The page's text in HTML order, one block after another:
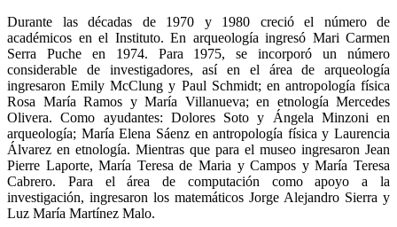
Durante las décadas de 1970 y 1980 creció el número de
académicos en el Instituto. En arqueología ingresó Mari Carmen
Serra Puche en 1974. Para 1975, se incorporó un número
considerable de investigadores, así en el área de arqueología
ingresaron Emily McClung y Paul Schmidt; en antropología física
Rosa María Ramos y María Villanueva; en etnología Mercedes
Olivera. Como ayudantes: Dolores Soto y Ángela Minzoni en
arqueología; María Elena Sáenz en antropología física y Laurencia
Álvarez en etnología. Mientras que para el museo ingresaron Jean
Pierre Laporte, María Teresa de Maria y Campos y María Teresa
Cabrero. Para el área de computación como apoyo a la
investigación, ingresaron los matemáticos Jorge Alejandro Sierra y
Luz María Martínez Malo.